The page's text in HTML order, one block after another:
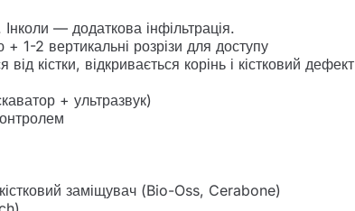
— додаткова інфільтрація.
1-2 вертикальні розрізи для доступу
кістки, відкривається корінь і кістковий дефект
+ ультразвук)
заміщувач (Bio-Oss, Cerabone)